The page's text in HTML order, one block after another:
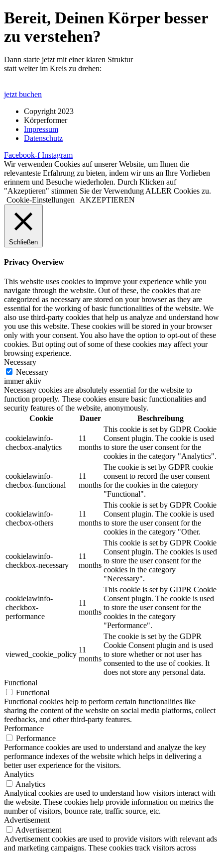
Bereit, Deinen Körper besser
zu verstehen?
Dann starte jetzt mit einer klaren Struktur
statt weiter im Kreis zu drehen:
jetzt buchen
Copyright 2023
Körperformer
Impressum
Datenschutz
Facebook-f Instagram
Wir verwenden Cookies auf unserer Website, um Ihnen die
relevanteste Erfahrung zu bieten, indem wir uns an Ihre Vorlieben
erinnern und Besuche wiederholen. Durch Klicken auf
"Akzeptieren" stimmen Sie der Verwendung ALLER Cookies zu.
Cookie-Einstellungen
AKZEPTIEREN
Schließen
Privacy Overview
This website uses cookies to improve your experience while you
navigate through the website. Out of these, the cookies that are
categorized as necessary are stored on your browser as they are
essential for the working of basic functionalities of the website. We
also use third-party cookies that help us analyze and understand how
you use this website. These cookies will be stored in your browser
only with your consent. You also have the option to opt-out of these
cookies. But opting out of some of these cookies may affect your
browsing experience.
Necessary
Necessary
immer aktiv
Necessary cookies are absolutely essential for the website to
function properly. These cookies ensure basic functionalities and
security features of the website, anonymously.
Cookie
Dauer Beschreibung
cookielawinfo-
checbox-analytics
11
months
This cookie is set by GDPR Cookie
Consent plugin. The cookie is used
to store the user consent for the
cookies in the category "Analytics".
cookielawinfo-
checbox-functional
11
months
The cookie is set by GDPR cookie
consent to record the user consent
for the cookies in the category
"Functional".
cookielawinfo-
checbox-others
11
months
This cookie is set by GDPR Cookie
Consent plugin. The cookie is used
to store the user consent for the
cookies in the category "Other.
cookielawinfo-
checkbox-necessary
11
months
This cookie is set by GDPR Cookie
Consent plugin. The cookies is used
to store the user consent for the
cookies in the category
"Necessary".
cookielawinfo-
checkbox-
performance
11
months
This cookie is set by GDPR Cookie
Consent plugin. The cookie is used
to store the user consent for the
cookies in the category
"Performance".
viewed_cookie_policy
11
months
The cookie is set by the GDPR
Cookie Consent plugin and is used
to store whether or not user has
consented to the use of cookies. It
does not store any personal data.
Functional
Functional
Functional cookies help to perform certain functionalities like
sharing the content of the website on social media platforms, collect
feedbacks, and other third-party features.
Performance
Performance
Performance cookies are used to understand and analyze the key
performance indexes of the website which helps in delivering a
better user experience for the visitors.
Analytics
Analytics
Analytical cookies are used to understand how visitors interact with
the website. These cookies help provide information on metrics the
number of visitors, bounce rate, traffic source, etc.
Advertisement
Advertisement
Advertisement cookies are used to provide visitors with relevant ads
and marketing campaigns. These cookies track visitors across